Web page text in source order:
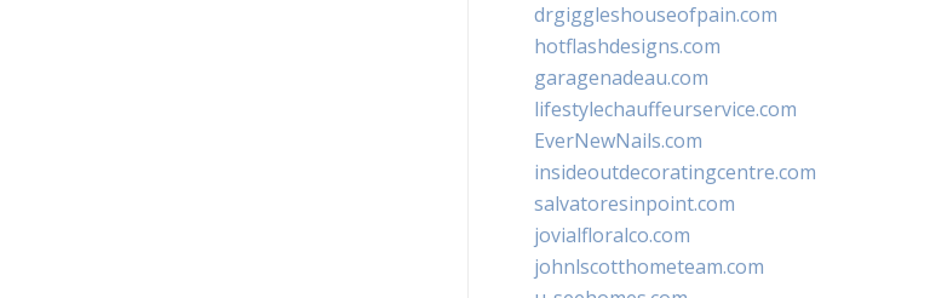
drgiggleshouseofpain.com
hotflashdesigns.com
garagenadeau.com
lifestylechauffeurservice.com
EverNewNails.com
insideoutdecoratingcentre.com
salvatoresinpoint.com
jovialfloralco.com
johnlscotthometeam.com